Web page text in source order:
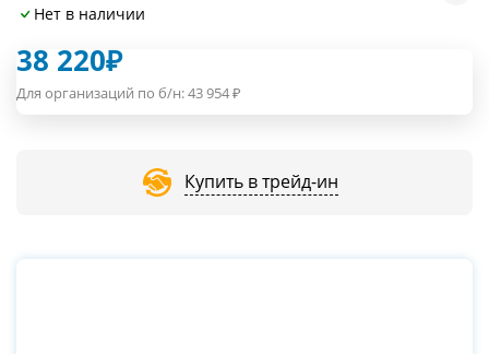
Нет в наличии
38 220₽
Для организаций по б/н:43 954₽
Купить в трейд-ин